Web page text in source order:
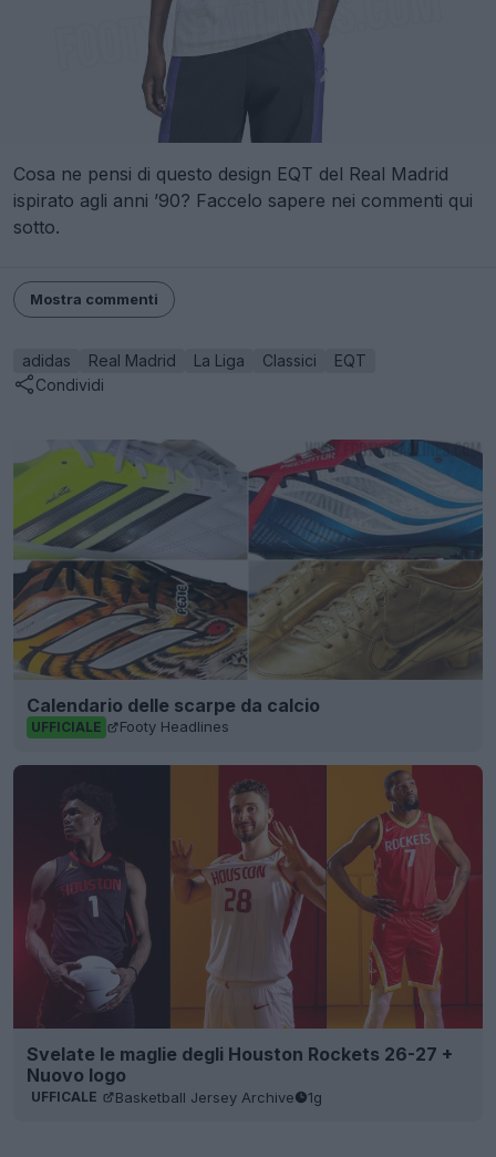
Cosa ne pensi di questo design EQT del Real Madrid
ispirato agli anni ’90? Faccelo sapere nei commenti qui
sotto.
Mostra commenti
adidas Real Madrid La Liga Classici
EQT
Condividi
Calendario delle scarpe da calcio
UFFICIALE Footy Headlines
Svelate le maglie degli Houston Rockets 26-27 +
Nuovo logo
UFFICALE Basketball Jersey Archive 1g